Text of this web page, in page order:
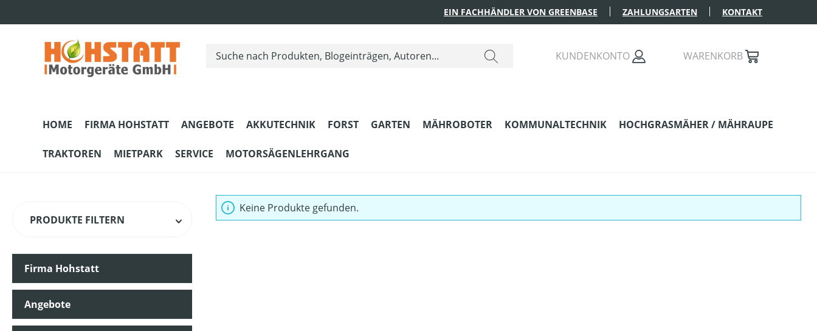
EIN FACHHÄNDLER VON GREENBASE ZAHLUNGSARTEN KONTAKT
KUNDENKONTO WARENKORB
HOME FIRMA HOHSTATT ANGEBOTE AKKUTECHNIK FORST GARTEN MÄHROBOTER KOMMUNALTECHNIK HOCHGRASMÄHER / MÄHRAUPE
TRAKTOREN MIETPARK SERVICE MOTORSÄGENLEHRGANG
PRODUKTE FILTERN
Firma Hohstatt
Angebote
Keine Produkte gefunden.